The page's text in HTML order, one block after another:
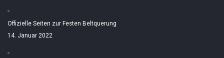
Offizielle Seiten zur Festen Beltquerung
14. Januar 2022